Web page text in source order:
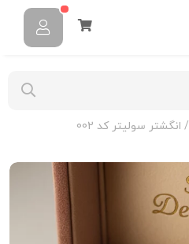
/ انگشتر سولیتر کد 002